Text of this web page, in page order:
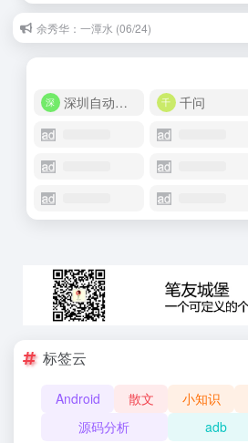
余秀华：一潭水 (06/24)
深圳自动化商城
千问
标签云
Android 散文 小知识
源码分析
adb